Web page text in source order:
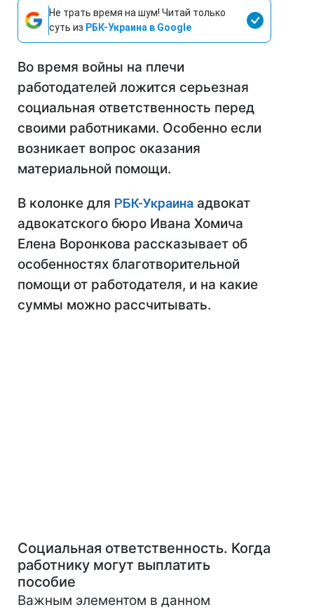
Не трать время на шум! Читай только
суть из РБК-Украина в Google
Во время войны на плечи
работодателей ложится серьезная
социальная ответственность перед
своими работниками. Особенно если
возникает вопрос оказания
материальной помощи.
В колонке для РБК-Украина адвокат
адвокатского бюро Ивана Хомича
Елена Воронкова рассказывает об
особенностях благотворительной
помощи от работодателя, и на какие
суммы можно рассчитывать.
Социальная ответственность. Когда
работнику могут выплатить
пособие
Важным элементом в данном